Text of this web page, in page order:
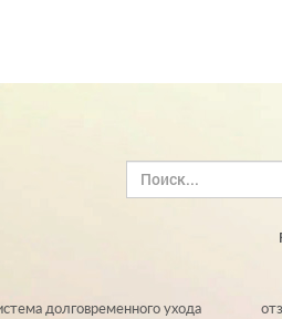
долговременного ухода